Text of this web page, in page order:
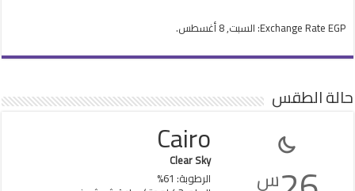
Exchange Rate EGP : السبت, 8 أغسطس.
حالة الطقس
س
Cairo
Clear Sky
الرطوبة: 61%